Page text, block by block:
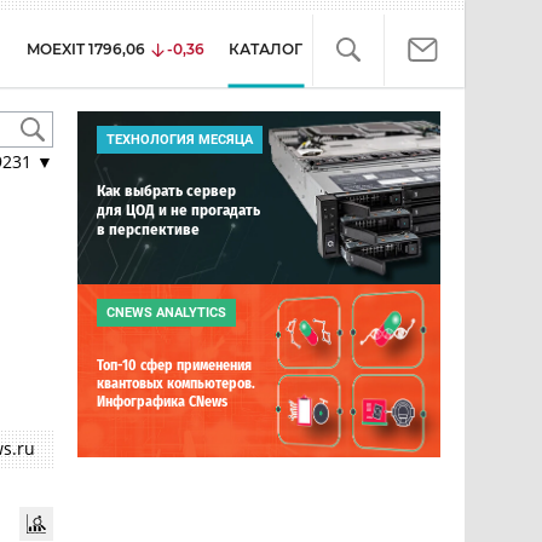
MOEXIT 1796,06 -0,36 КАТАЛОГ
▼
ТЕХНОЛОГИЯ МЕСЯЦА
Как выбрать сервер
для ЦОД и не прогадать
в перспективе
CNEWS ANALYTICS
Топ-10 сфер применения
квантовых компьютеров.
Инфографика CNews